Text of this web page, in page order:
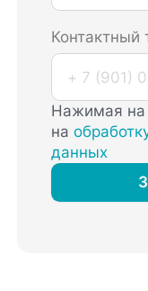
Контактный
Нажимая на
на
данных